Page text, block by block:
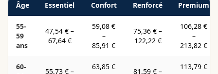
Âge Essentiel Confort Renforcé Premium
55-
59
ans
47,54 € –
67,64 €
59,08 €
–
85,91 €
75,36 € –
122,22 €
106,28 €
–
213,82 €
60-
55,73 € –
63,85 €
81,59 € –
113,79 €